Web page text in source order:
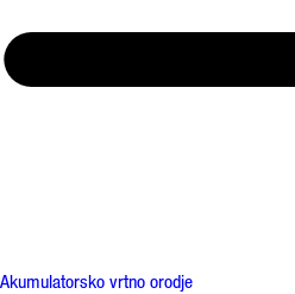
Akumulatorsko vrtno orodje